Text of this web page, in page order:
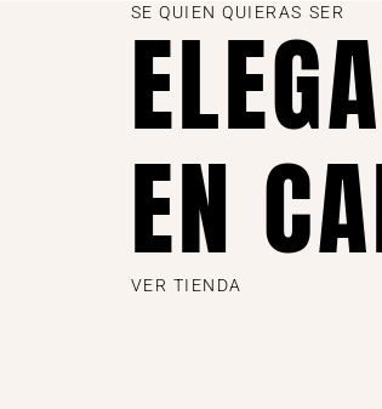
SE QUIEN QUIERAS SER
EN
VER TIENDA